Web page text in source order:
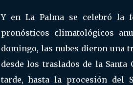
Y en La Palma se celebró la
pronósticos climatológicos
domingo, las nubes dieron una
desde los traslados de la
tarde, hasta la procesión del